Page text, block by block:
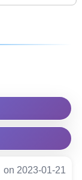
on 2023-01-21